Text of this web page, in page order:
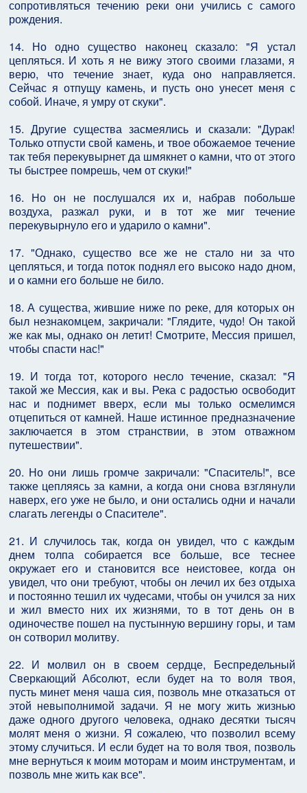
сопротивляться течению реки они учились с самого
рождения.
14. Но одно существо наконец сказало: "Я устал
цепляться. И хоть я не вижу этого своими глазами, я
верю, что течение знает, куда оно направляется.
Сейчас я отпущу камень, и пусть оно унесет меня с
собой. Иначе, я умру от скуки".
15. Другие существа засмеялись и сказали: "Дурак!
Только отпусти свой камень, и твое обожаемое течение
так тебя перекувырнет да шмякнет о камни, что от этого
ты быстрее помрешь, чем от скуки!"
16. Но он не послушался их и, набрав побольше
воздуха, разжал руки, и в тот же миг течение
перекувырнуло его и ударило о камни".
17. "Однако, существо все же не стало ни за что
цепляться, и тогда поток поднял его высоко надо дном,
и о камни его больше не било.
18. А существа, жившие ниже по реке, для которых он
был незнакомцем, закричали: "Глядите, чудо! Он такой
же как мы, однако он летит! Смотрите, Мессия пришел,
чтобы спасти нас!"
19. И тогда тот, которого несло течение, сказал: "Я
такой же Мессия, как и вы. Река с радостью освободит
нас и поднимет вверх, если мы только осмелимся
отцепиться от камней. Наше истинное предназначение
заключается в этом странствии, в этом отважном
путешествии".
20. Но они лишь громче закричали: "Спаситель!", все
также цепляясь за камни, а когда они снова взглянули
наверх, его уже не было, и они остались одни и начали
слагать легенды о Спасителе".
21. И случилось так, когда он увидел, что с каждым
днем толпа собирается все больше, все теснее
окружает его и становится все неистовее, когда он
увидел, что они требуют, чтобы он лечил их без отдыха
и постоянно тешил их чудесами, чтобы он учился за них
и жил вместо них их жизнями, то в тот день он в
одиночестве пошел на пустынную вершину горы, и там
он сотворил молитву.
22. И молвил он в своем сердце, Беспредельный
Сверкающий Абсолют, если будет на то воля твоя,
пусть минет меня чаша сия, позволь мне отказаться от
этой невыполнимой задачи. Я не могу жить жизнью
даже одного другого человека, однако десятки тысяч
молят меня о жизни. Я сожалею, что позволил всему
этому случиться. И если будет на то воля твоя, позволь
мне вернуться к моим моторам и моим инструментам, и
позволь мне жить как все".